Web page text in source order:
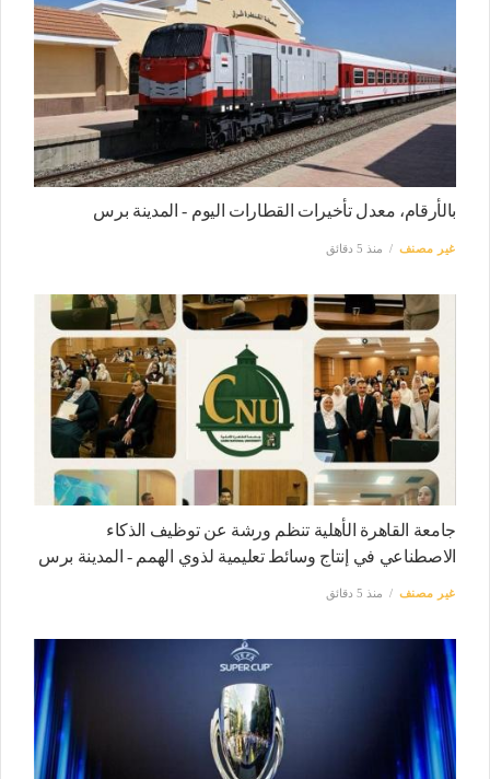
بالأرقام، معدل تأخيرات القطارات اليوم - المدينة برس
غير مصنف منذ 5 دقائق
جامعة القاهرة الأهلية تنظم ورشة عن توظيف الذكاء
الاصطناعي في إنتاج وسائط تعليمية لذوي الهمم - المدينة برس
غير مصنف منذ 5 دقائق